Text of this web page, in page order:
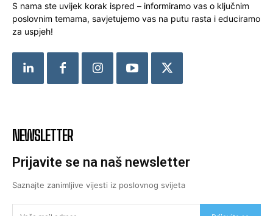
S nama ste uvijek korak ispred – informiramo vas o ključnim
poslovnim temama, savjetujemo vas na putu rasta i educiramo
za uspjeh!
NEWSLETTER
Prijavite se na naš newsletter
Saznajte zanimljive vijesti iz poslovnog svijeta